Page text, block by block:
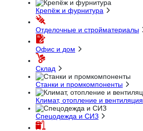
Крепёж и фурнитура
Отделочные и стройматериалы
Офис и дом
Склад
Станки и промкомпоненты
Климат, отопление и вентиляция
Спецодежда и СИЗ